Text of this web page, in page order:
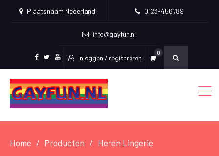
Plaatsnaam Nederland 0123-456789
info@gayfun.nl
Facebook
TwitterYoutube
Inloggen / registreren
0
Home Producten Heren Lingerie